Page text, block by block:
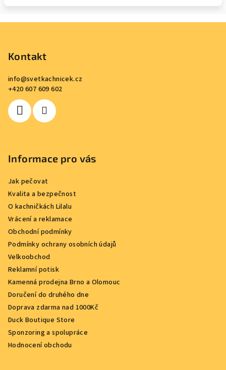
Kontakt
info@svetkachnicek.cz
+420 607 609 602
Informace pro vás
Jak pečovat
Kvalita a bezpečnost
O kachničkách Lilalu
Vrácení a reklamace
Obchodní podmínky
Podmínky ochrany osobních údajů
Velkoobchod
Reklamní potisk
Kamenná prodejna Brno a Olomouc
Doručení do druhého dne
Doprava zdarma nad 1000Kč
Duck Boutique Store
Sponzoring a spolupráce
Hodnocení obchodu